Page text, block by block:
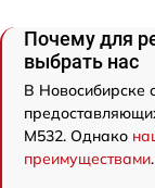
Почему для
выбрать нас
В Новосибирске
M532. Однако
преимуществами.